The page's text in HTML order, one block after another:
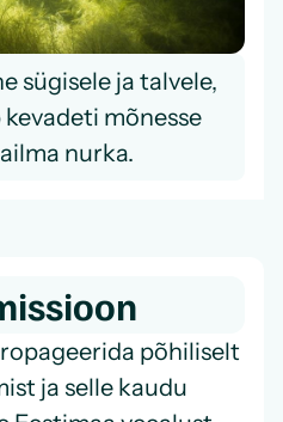
sügisele ja talvele,
mõnesse
nurka.
põhiliselt
ja selle kaudu